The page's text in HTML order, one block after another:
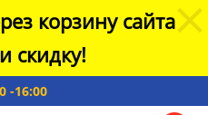
корзину сайта
скидку!
-16:00